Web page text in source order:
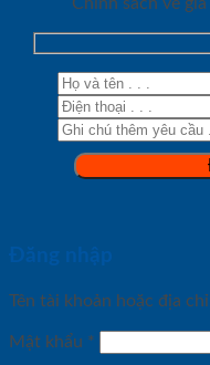
Chính sách về
Đăng nhập
Tên tài khoản hoặc địa chỉ
Mật khẩu *